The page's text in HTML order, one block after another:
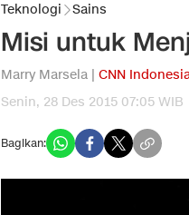
Teknologi Sains
Misi untuk
Marry Marsela | CNN
Senin, 28 Des 2015 07:05 WIB
Bagikan: